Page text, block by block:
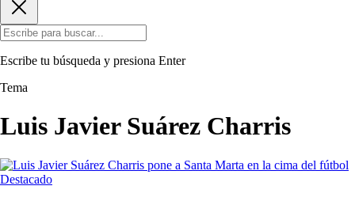
Escribe tu búsqueda y presiona Enter
Tema
Luis Javier Suárez Charris
Destacado